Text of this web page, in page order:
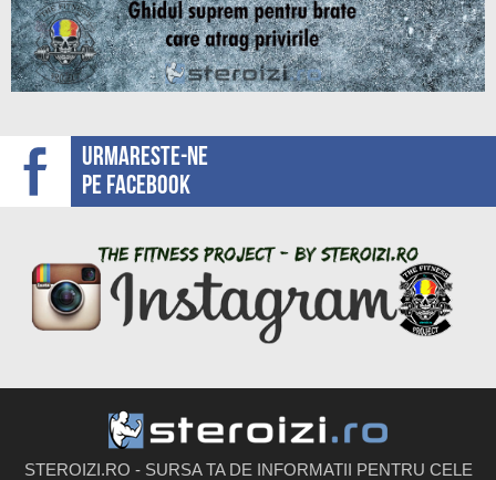
Urmareste-ne
pe facebook
STEROIZI.RO - SURSA TA DE INFORMATII PENTRU CELE